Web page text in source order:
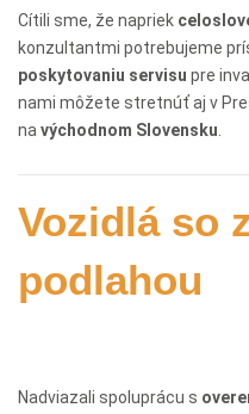
Cítili sme, že napriek
konzultantmi potrebujeme
poskytovaniu servisu pre
nami môžete stretnúť aj v
na východnom Slovensku
Vozidlá so
podlahou
Nadviazali spoluprácu s